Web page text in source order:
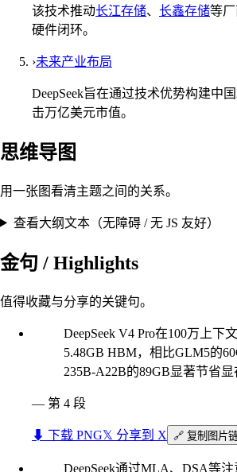
该技术推动长江存储、 长鑫存储等
硬件闭环。
›未来产业布局
DeepSeek旨在通过技术优势构建中
击万亿美元市值。
思维导图
用一张图看清主题之间的关系。
查看大纲文本（无障碍 / 无 JS 友好）
金句 / Highlights
值得收藏与分享的关键句。
DeepSeek V4 Pro在100万上下
5.48GB HBM，相比GLM5的
235B-A22B的89GB显著节省显
— 第 4 段
⬇︎ 下载 PNG𝕏 分享到 X 🔗 复制图片
DeepSeek通过MLA、DSA等